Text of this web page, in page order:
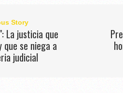
Story
La justicia que
que se niega a
judicial